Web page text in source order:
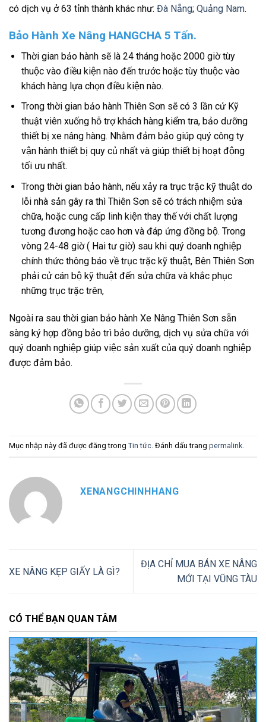
có dịch vụ ở 63 tỉnh thành khác như: Đà Nẵng; Quảng Nam.
Bảo Hành Xe Nâng HANGCHA 5 Tấn.
Thời gian bảo hành sẽ là 24 tháng hoặc 2000 giờ tùy
thuộc vào điều kiện nào đến trước hoặc tùy thuộc vào
khách hàng lựa chọn điều kiện nào.
Trong thời gian bảo hành Thiên Sơn sẽ có 3 lần cử Kỹ
thuật viên xuống hỗ trợ khách hàng kiểm tra, bảo dưỡng
thiết bị xe nâng hàng. Nhằm đảm bảo giúp quý công ty
vận hành thiết bị quy củ nhất và giúp thiết bị hoạt động
tối ưu nhất.
Trong thời gian bảo hành, nếu xảy ra trục trặc kỹ thuật do
lỗi nhà sản gây ra thì Thiên Sơn sẽ có trách nhiệm sửa
chữa, hoặc cung cấp linh kiện thay thế với chất lượng
tương đương hoặc cao hơn và đáp ứng đồng bộ. Trong
vòng 24-48 giờ ( Hai tư giờ) sau khi quý doanh nghiệp
chính thức thông báo về trục trặc kỹ thuật, Bên Thiên Sơn
phải cử cán bộ kỹ thuật đến sửa chữa và khắc phục
những trục trặc trên,
Ngoài ra sau thời gian bảo hành Xe Nâng Thiên Sơn sẵn
sàng ký hợp đồng bảo trì bảo dưỡng, dịch vụ sửa chữa với
quý doanh nghiệp giúp việc sản xuất của quý doanh nghiệp
được đảm bảo.
Mục nhập này đã được đăng trong Tin tức. Đánh dấu trang permalink.
XENANGCHINHHANG
XE NÂNG KẸP GIẤY LÀ GÌ?
ĐỊA CHỈ MUA BÁN XE NÂNG
MỚI TẠI VŨNG TÀU
CÓ THỂ BẠN QUAN TÂM